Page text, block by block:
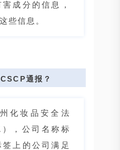
成分的信息，
些信息。
通报？
化妆品安全法
，公司名称标
上的公司满足